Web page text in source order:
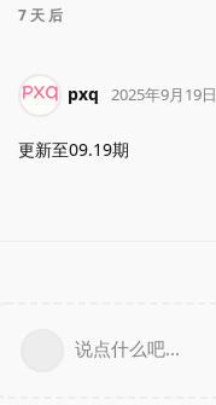
7 天 后
pxq 2025年9月19日
更新至09.19期
说点什么吧...